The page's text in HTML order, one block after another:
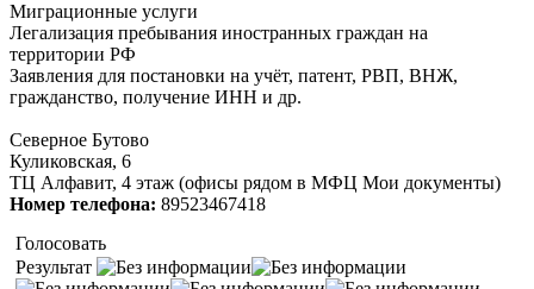
Миграционные услуги
Легализация пребывания иностранных граждан на
территории РФ
Заявления для постановки на учёт, патент, РВП, ВНЖ,
гражданство, получение ИНН и др.
Северное Бутово
Куликовская, 6
ТЦ Алфавит, 4 этаж (офисы рядом в МФЦ Мои документы)
Номер телефона: 89523467418
Голосовать
Результат